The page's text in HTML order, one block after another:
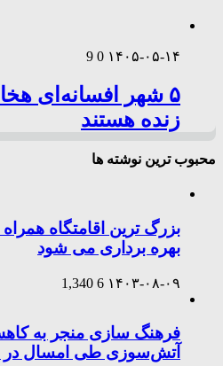
۱۴۰۵-۰۵-۱۴ 0
9
۵ شهر افسانه‌ای
زنده هستند
محبوب ترین نوشته ها
بزرگ ترین اقامتگاه
بهره برداری می شود
۱۴۰۳-۰۸-۰۹ 6
1,340
آتش‌سوزی طی امسال در